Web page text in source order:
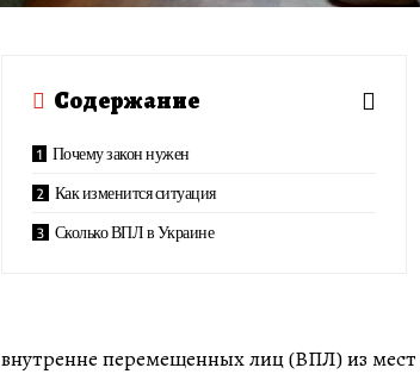
Содержание
Почему закон нужен
Как изменится ситуация
Сколько ВПЛ в Украине
внутренне перемещенных лиц (ВПЛ) из